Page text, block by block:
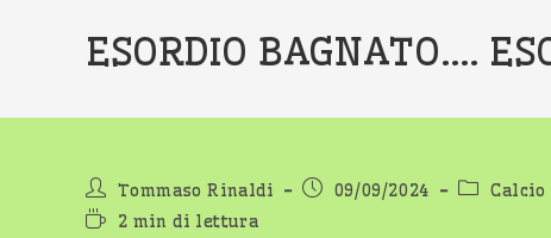
ESORDIO BAGNATO….
Autore
dell'articolo:
Tommaso Rinaldi
Articolo
09/09/2024
Categoria
Calcio
Tempo2 min di lettura